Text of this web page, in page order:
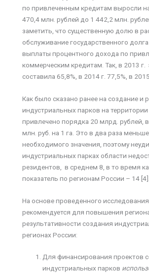
по привлеченным кредитам выросли
470,4 млн. рублей до 1 442,2 млн.
заметить, что существенную долю в
обслуживание государственного
выплаты процентного дохода по
коммерческим кредитам. Так, в 2013 г.
составила 65,8%, в 2014 г. 77,5%, в 2015
Как было сказано ранее на создание и
индустриальных парков на территории
привлечено порядка 20 млрд. рублей,
млн. руб. на 1 га. Это в два раза
необходимого значения, поэтому
индустриальных парках области
резидентов, в среднем 8, в то время
показатель по регионам России – 14 [4].
На основе проведенного
рекомендуется для повышения
результативности создания
регионах России:
Для финансирования проектов
индустриальных парков использ